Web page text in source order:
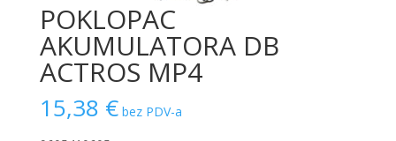
POKLOPAC
AKUMULATORA DB
ACTROS MP4
15,38 € bez PDV-a